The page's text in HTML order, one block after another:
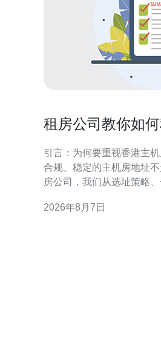
租房公司教你如
引言：为何要重视香港主机房地址选
合规、稳定的主机房地址
房公司，我们从选址策略
影响网络连通和法律合规
2026年8月7日